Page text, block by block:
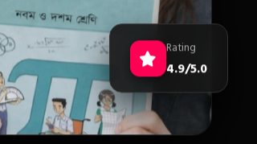
Rating
4.9/5.0